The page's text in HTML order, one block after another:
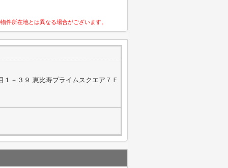
件所在地とは異なる場合がございます。
１－３９ 恵比寿プライムスクエア７Ｆ